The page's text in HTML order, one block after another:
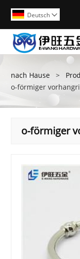
Deutsch 
nach Hause >
o-förmiger
o-förmiger